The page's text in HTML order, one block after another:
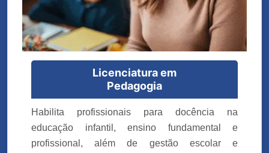
Licenciatura em
Pedagogia
Habilita profissionais para docência na
educação infantil, ensino fundamental e
profissional, além de gestão escolar e